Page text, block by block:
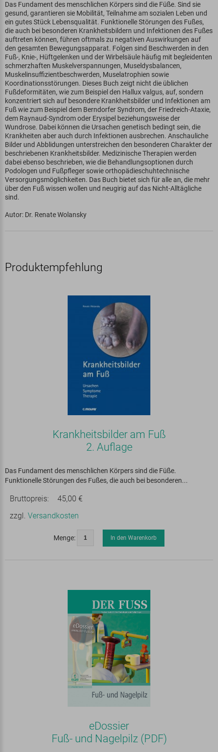
Das Fundament des menschlichen Körpers sind die Füße. Sind sie
gesund, garantieren sie Mobilität, Teilnahme am sozialen Leben und
ein gutes Stück Lebensqualität. Funktionelle Störungen des Fußes,
die auch bei besonderen Krankheitsbildern und Infektionen des Fußes
auftreten können, führen oftmals zu negativen Auswirkungen auf
den gesamten Bewegungsapparat. Folgen sind Beschwerden in den
Fuß-, Knie-, Hüftgelenken und der Wirbelsäule häufig mit begleidenten
schmerzhaften Muskelverspannungen, Museldysbalancen,
Muskelinsuffizientbeschwerden, Muselatrophien sowie
Koordinationsstörungen. Dieses Buch zeigt nicht die üblichen
Fußdeformitäten, wie zum Beispiel den Hallux valgus, auf, sondern
konzentriert sich auf besondere Krankheitsbilder und Infektionen am
Fuß wie zum Beispiel dem Berndorfer Syndrom, der Friedreich-Ataxie,
dem Raynaud-Syndrom oder Erysipel beziehungsweise der
Wundrose. Dabei können die Ursachen genetisch bedingt sein, die
Krankheiten aber auch durch Infektionen ausbrechen. Anschauliche
Bilder und Abblidungen unterstreichen den besonderen Charakter der
beschriebenen Krankheitsbilder. Medizinische Therapien werden
dabei ebenso beschrieben, wie die Behandlungsoptionen durch
Podologen und Fußpfleger sowie orthopädieschuhtechnische
Versorgungsmöglichkeiten. Das Buch bietet sich für alle an, die mehr
über den Fuß wissen wollen und neugirig auf das Nicht-Alltägliche
sind.
Autor: Dr. Renate Wolansky
Produktempfehlung
Krankheitsbilder am Fuß
2. Auflage
Das Fundament des menschlichen Körpers sind die Füße.
Funktionelle Störungen des Fußes, die auch bei besonderen...
Bruttopreis:
45,00 €
zzgl. Versandkosten
Menge: In den Warenkorb
eDossier
Fuß- und Nagelpilz (PDF)